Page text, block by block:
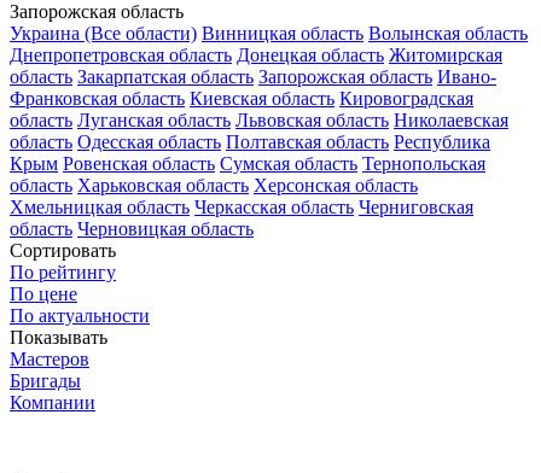
Запорожская область
Украина (Все области) Винницкая область Волынская область
Днепропетровская область Донецкая область Житомирская
область Закарпатская область Запорожская область Ивано-
Франковская область Киевская область Кировоградская
область Луганская область Львовская область Николаевская
область Одесская область Полтавская область Республика
Крым Ровенская область Сумская область Тернопольская
область Харьковская область Херсонская область
Хмельницкая область Черкасская область Черниговская
область Черновицкая область
Сортировать
По рейтингу
По цене
По актуальности
Показывать
Мастеров
Бригады
Компании